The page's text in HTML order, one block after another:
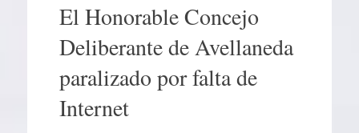
contenidoEl Honorable Concejo
Deliberante de Avellaneda
paralizado por falta de
Internet